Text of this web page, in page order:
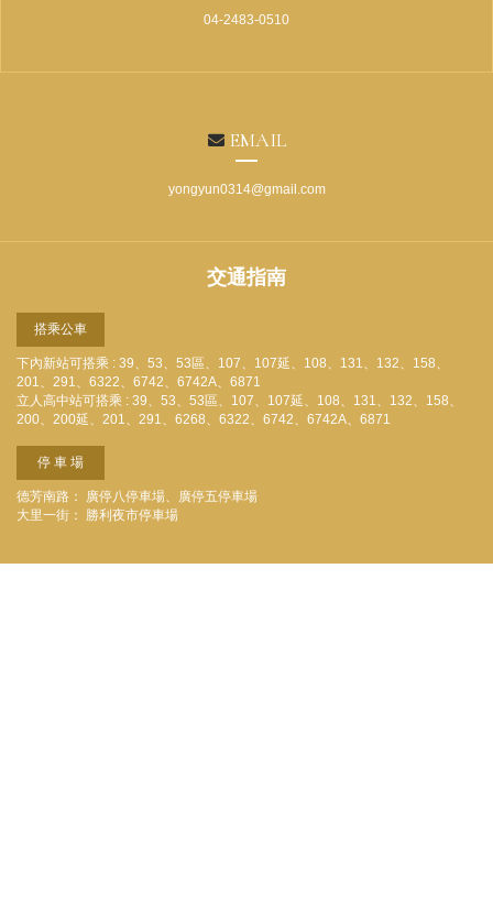
04-2483-0510
EMAIL
yongyun0314@gmail.com
交通指南
搭乘公車
下內新站可搭乘 : 39、53、53區、107、107延、108、131、132、158、
201、291、6322、6742、6742A、6871
立人高中站可搭乘 : 39、53、53區、107、107延、108、131、132、158、
200、200延、201、291、6268、6322、6742、6742A、6871
停 車 場
德芳南路： 廣停八停車場、廣停五停車場
大里一街： 勝利夜市停車場